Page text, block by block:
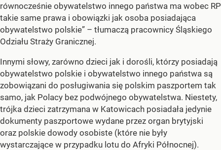
równocześnie obywatelstwo innego państwa ma wobec RP
takie same prawa i obowiązki jak osoba posiadająca
obywatelstwo polskie” – tłumaczą pracownicy Śląskiego
Odziału Straży Granicznej.
Innymi słowy, zarówno dzieci jak i dorośli, którzy posiadają
obywatelstwo polskie i obywatelstwo innego państwa są
zobowiązani do posługiwania się polskim paszportem tak
samo, jak Polacy bez podwójnego obywatelstwa. Niestety,
trójka dzieci zatrzymana w Katowicach posiadała jedynie
dokumenty paszportowe wydane przez organ brytyjski
oraz polskie dowody osobiste (które nie były
wystarczające w przypadku lotu do Afryki Północnej).